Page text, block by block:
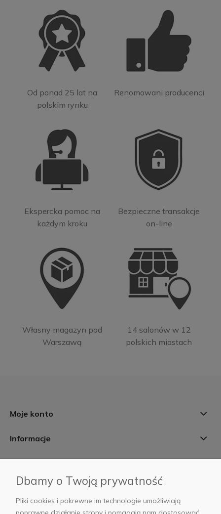
Od ponad 25 lat na
polskim rynku
Renomowani producenci
Ekspercka pomoc na
każdym kroku
Bezpieczne transakcje
on-line
Własny magazyn pod
Warszawą
14 salonów w 12
polskich miastach
Moje konto
Informacje
AB Foto
Dbamy o Twoją prywatność
Pliki cookies i pokrewne im technologie umożliwiają